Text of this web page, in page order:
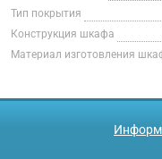
Тип покрытия
Конструкция шкафа
Материал изготовления